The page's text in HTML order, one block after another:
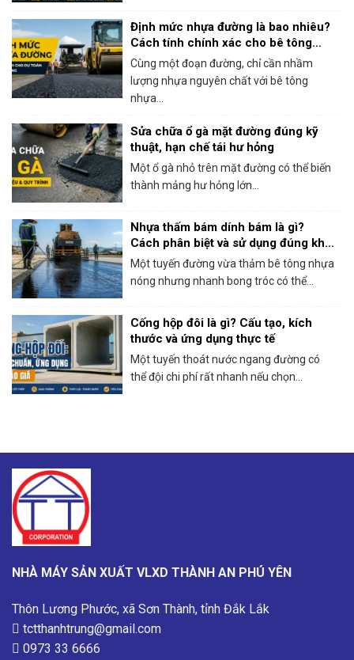
Định mức nhựa đường là bao nhiêu?
Cách tính chính xác cho bê tông
nhựa nóng
Cùng một đoạn đường, chỉ cần nhầm
lượng nhựa nguyên chất với bê tông
nhựa...
Sửa chữa ổ gà mặt đường đúng kỹ
thuật, hạn chế tái hư hỏng
Một ổ gà nhỏ trên mặt đường có thể biến
thành mảng hư hỏng lớn...
Nhựa thấm bám dính bám là gì?
Cách phân biệt và sử dụng đúng khi
thi công bê tông nhựa
Một tuyến đường vừa thảm bê tông nhựa
nóng nhưng nhanh bong tróc có thể...
Cống hộp đôi là gì? Cấu tạo, kích
thước và ứng dụng thực tế
Một tuyến thoát nước ngang đường có
thể đội chi phí rất nhanh nếu chọn...
NHÀ MÁY SẢN XUẤT VLXD THÀNH AN PHÚ YÊN
Thôn Lương Phước, xã Sơn Thành, tỉnh Đắk Lắk
tctthanhtrung@gmail.com
0973 33 6666